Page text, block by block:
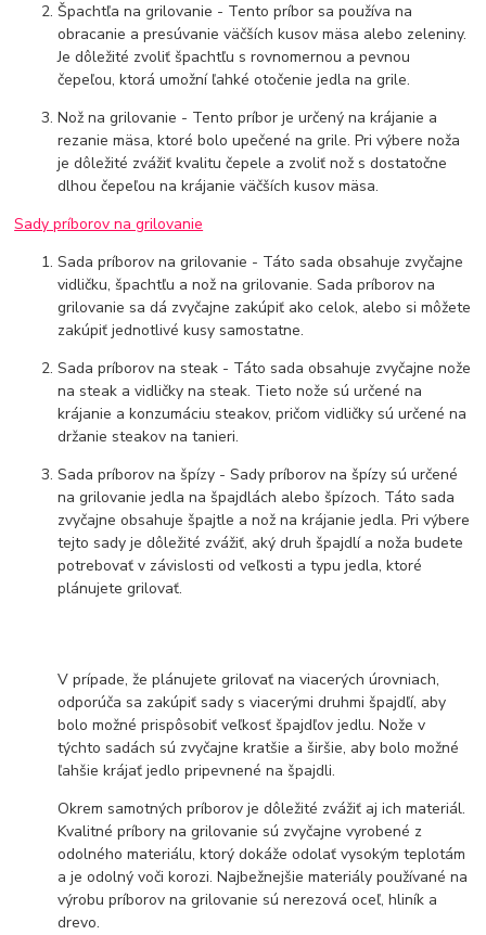
Špachtľa na grilovanie - Tento príbor sa používa na
obracanie a presúvanie väčších kusov mäsa alebo zeleniny.
Je dôležité zvoliť špachtľu s rovnomernou a pevnou
čepeľou, ktorá umožní ľahké otočenie jedla na grile.
Nož na grilovanie - Tento príbor je určený na krájanie a
rezanie mäsa, ktoré bolo upečené na grile. Pri výbere noža
je dôležité zvážiť kvalitu čepele a zvoliť nož s dostatočne
dlhou čepeľou na krájanie väčších kusov mäsa.
Sady príborov na grilovanie
Sada príborov na grilovanie - Táto sada obsahuje zvyčajne
vidličku, špachtľu a nož na grilovanie. Sada príborov na
grilovanie sa dá zvyčajne zakúpiť ako celok, alebo si môžete
zakúpiť jednotlivé kusy samostatne.
Sada príborov na steak - Táto sada obsahuje zvyčajne nože
na steak a vidličky na steak. Tieto nože sú určené na
krájanie a konzumáciu steakov, pričom vidličky sú určené na
držanie steakov na tanieri.
Sada príborov na špízy - Sady príborov na špízy sú určené
na grilovanie jedla na špajdlách alebo špízoch. Táto sada
zvyčajne obsahuje špajtle a nož na krájanie jedla. Pri výbere
tejto sady je dôležité zvážiť, aký druh špajdlí a noža budete
potrebovať v závislosti od veľkosti a typu jedla, ktoré
plánujete grilovať.
V prípade, že plánujete grilovať na viacerých úrovniach,
odporúča sa zakúpiť sady s viacerými druhmi špajdľí, aby
bolo možné prispôsobiť veľkosť špajdľov jedlu. Nože v
týchto sadách sú zvyčajne kratšie a širšie, aby bolo možné
ľahšie krájať jedlo pripevnené na špajdli.
Okrem samotných príborov je dôležité zvážiť aj ich materiál.
Kvalitné príbory na grilovanie sú zvyčajne vyrobené z
odolného materiálu, ktorý dokáže odolať vysokým teplotám
a je odolný voči korozi. Najbežnejšie materiály používané na
výrobu príborov na grilovanie sú nerezová oceľ, hliník a
drevo.